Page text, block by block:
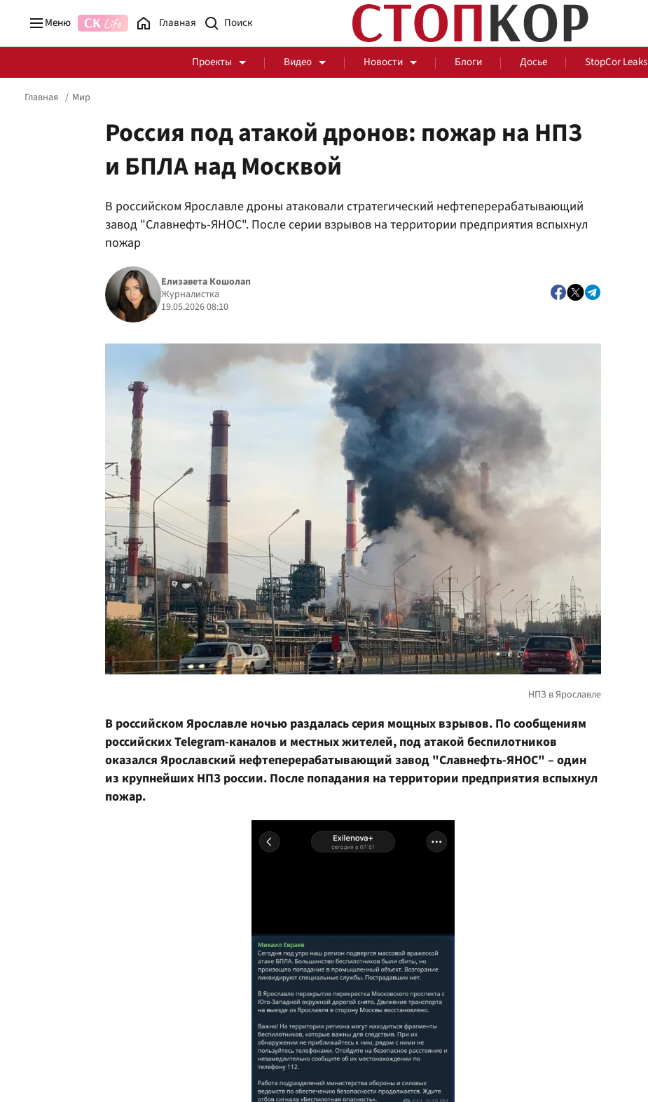
Меню Главная
Проекты Видео Новости Блоги Досье StopCor Leaks
Стоп Политической Коррупции Честные закупки
Здоровье
Главная Мир
Россия под атакой дронов: пожар на НПЗ
и БПЛА над Москвой
В российском Ярославле дроны атаковали стратегический нефтеперерабатывающий
завод "Славнефть-ЯНОС". После серии взрывов на территории предприятия вспыхнул
пожар
Елизавета Кошолап
Журналистка
19.05.2026 08:10
В российском Ярославле ночью раздалась серия мощных взрывов. По сообщениям
российских Telegram-каналов и местных жителей, под атакой беспилотников
оказался Ярославский нефтеперерабатывающий завод "Славнефть-ЯНОС" – один
из крупнейших НПЗ россии. После попадания на территории предприятия вспыхнул
пожар.